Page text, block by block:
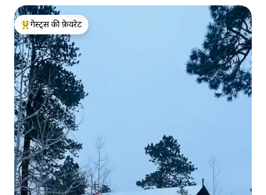
गेस्ट्स का टॉप फ़ेवरेट
गेस्ट्स की फ़ेवरेट